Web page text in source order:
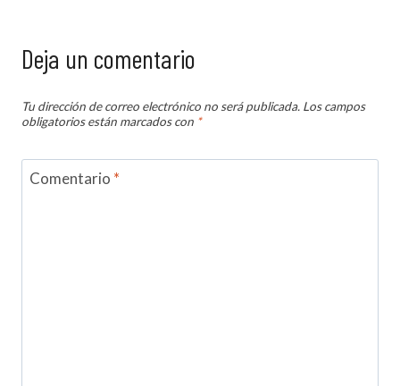
Deja un comentario
Tu dirección de correo electrónico no será publicada. Los campos
obligatorios están marcados con *
Comentario *